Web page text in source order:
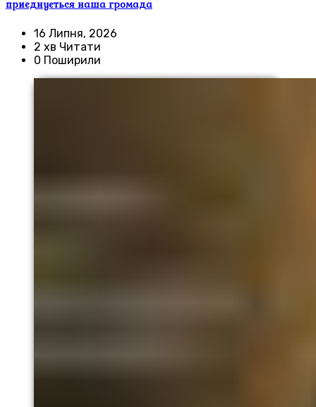
приєднується наша громада
16 Липня, 2026
2 хв Читати
0 Поширили